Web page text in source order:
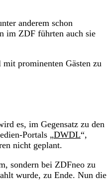
anderem schon
im ZDF führten auch sie
prominenten Gästen zu
es, im Gegensatz zu den
Portals „DWDL“,
nicht geplant.
sondern bei ZDFneo zu
wurde, zu Ende. Nun die